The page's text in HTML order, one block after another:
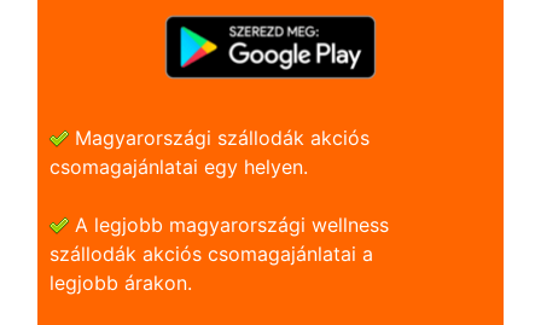
Magyarországi szállodák akciós
csomagajánlatai egy helyen.
A legjobb magyarországi wellness
szállodák akciós csomagajánlatai a
legjobb árakon.